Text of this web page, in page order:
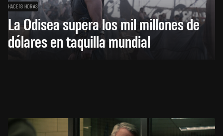
HACE 18 HORAS
La Odisea supera los mil millones de
dólares en taquilla mundial